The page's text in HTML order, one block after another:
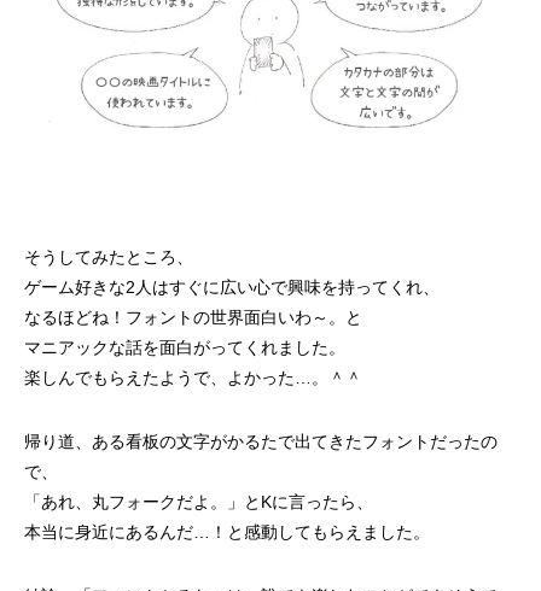
そうしてみたところ、
ゲーム好きな2人はすぐに広い心で興味を持ってくれ、
なるほどね！フォントの世界面白いわ～。と
マニアックな話を面白がってくれました。
楽しんでもらえたようで、よかった…。＾＾
帰り道、ある看板の文字がかるたで出てきたフォントだったの
で、
「あれ、丸フォークだよ。」とKに言ったら、
本当に身近にあるんだ…！と感動してもらえました。